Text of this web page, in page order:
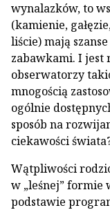
wynalazków, to
(kamienie,
liście) mają
zabawkami. I jest
obserwatorzy
mnogością
ogólnie
sposób na
ciekawości
Wątpliwości
w „leśnej” formie
podstawie